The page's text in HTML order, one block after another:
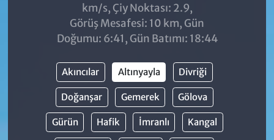
km/s, Çiy Noktası: 2.9,
Görüş Mesafesi: 10 km, Gün
Doğumu: 6:41, Gün Batımı: 18:44
Akıncılar Altınyayla Divriği
Doğanşar Gemerek Gölova
Gürün Hafik İmranlı Kangal